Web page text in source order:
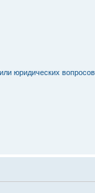
юридических